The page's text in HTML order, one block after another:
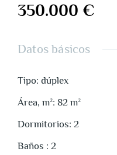
350.000 €
Datos básicos
Tipo: dúplex
Área, m²: 82 m²
Dormitorios: 2
Baños : 2